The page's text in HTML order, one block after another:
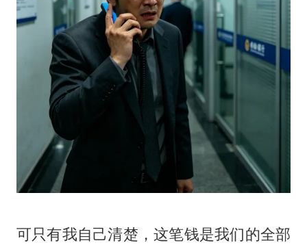
可只有我自己清楚，这笔钱是我们的全部